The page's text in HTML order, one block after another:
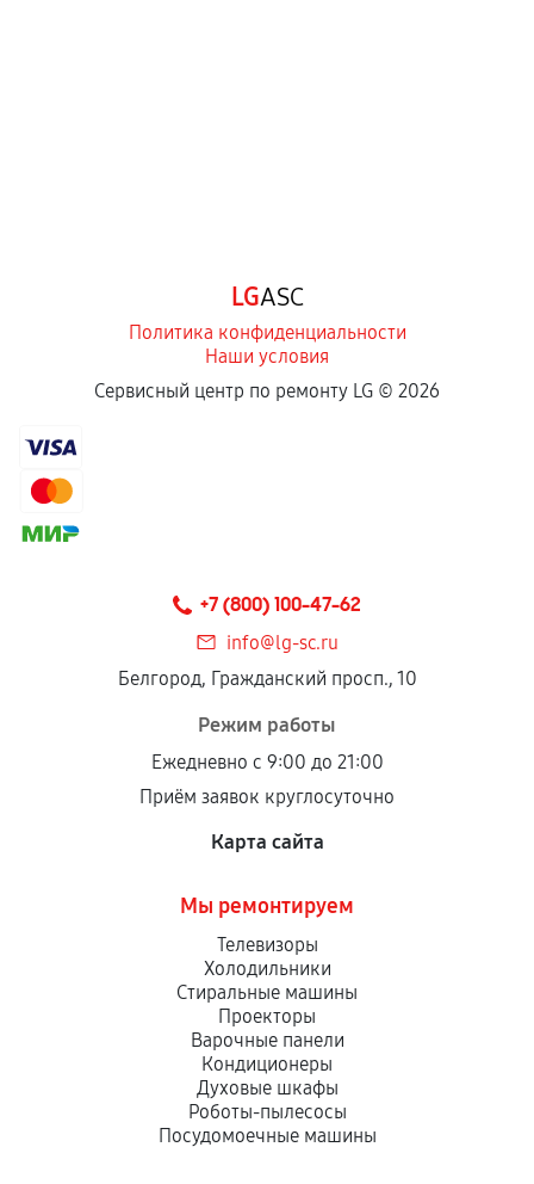
LGASC
Политика конфиденциальности
Наши условия
Сервисный центр по ремонту LG © 2026
+7 (800) 100-47-62
info@lg-sc.ru
Белгород, Гражданский просп., 10
Режим работы
Ежедневно с 9:00 до 21:00
Приём заявок круглосуточно
Карта сайта
Мы ремонтируем
Телевизоры
Холодильники
Стиральные машины
Проекторы
Варочные панели
Кондиционеры
Духовые шкафы
Роботы-пылесосы
Посудомоечные машины